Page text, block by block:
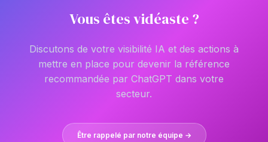
Vous êtes vidéaste ?
Discutons de votre visibilité IA et des actions à
mettre en place pour devenir la référence
recommandée par ChatGPT dans votre
secteur.
Être rappelé par notre équipe →